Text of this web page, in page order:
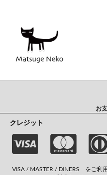
お
クレジット
VISA / MASTER / DINERS をご利